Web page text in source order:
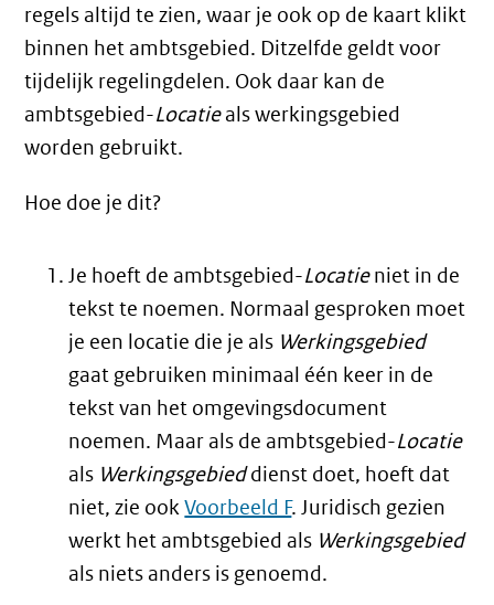
regels altijd te zien, waar je ook op de kaart klikt
binnen het ambtsgebied. Ditzelfde geldt voor
tijdelijk regelingdelen. Ook daar kan de
ambtsgebied-Locatieals werkingsgebied
worden gebruikt.
Hoe doe je dit?
Je hoeft de ambtsgebied-Locatieniet in de
tekst te noemen. Normaal gesproken moet
je een locatie die je als Werkingsgebied
gaat gebruiken minimaal één keer in de
tekst van het omgevingsdocument
noemen. Maar als de ambtsgebied-Locatie
als Werkingsgebieddienst doet, hoeft dat
niet, zie ookVoorbeeld F. Juridisch gezien
werkt het ambtsgebied als Werkingsgebied
als niets anders is genoemd.